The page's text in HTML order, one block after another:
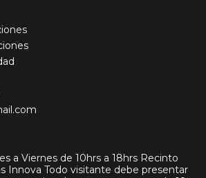
a Viernes de 10hrs a 18hrs Recinto
Innova Todo visitante debe presentar